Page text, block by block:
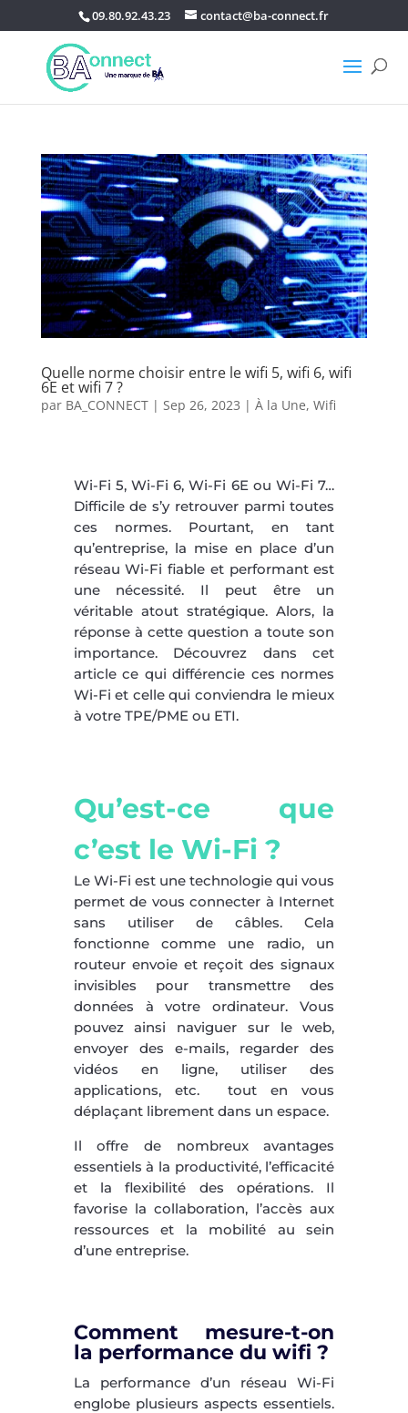
09.80.92.43.23 contact@ba-connect.fr
Quelle norme choisir entre le wifi 5, wifi 6, wifi
6E et wifi 7 ?
par BA_CONNECT| Sep 26, 2023 | À la Une, Wifi
Wi-Fi 5, Wi-Fi 6, Wi-Fi 6E ou Wi-Fi 7…
Difficile de s’y retrouver parmi toutes
ces normes. Pourtant, en tant
qu’entreprise, la mise en place d’un
réseau Wi-Fi fiable et performant est
une nécessité. Il peut être un
véritable atout stratégique. Alors, la
réponse à cette question a toute son
importance. Découvrez dans cet
article ce qui différencie ces normes
Wi-Fi et celle qui conviendra le mieux
à votre TPE/PME ou ETI.
Qu’est-ce que
c’est le Wi-Fi ?
Le Wi-Fi est une technologie qui vous
permet de vous connecter à Internet
sans utiliser de câbles. Cela
fonctionne comme une radio, un
routeur envoie et reçoit des signaux
invisibles pour transmettre des
données à votre ordinateur. Vous
pouvez ainsi naviguer sur le web,
envoyer des e-mails, regarder des
vidéos en ligne, utiliser des
applications, etc. tout en vous
déplaçant librement dans un espace.
Il offre de nombreux avantages
essentiels à la productivité, l’efficacité
et la flexibilité des opérations. Il
favorise la collaboration, l’accès aux
ressources et la mobilité au sein
d’une entreprise.
Comment mesure-t-on
la performance du wifi ?
La performance d’un réseau Wi-Fi
englobe plusieurs aspects essentiels.